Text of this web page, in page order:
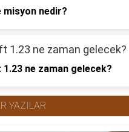
misyon nedir?
ne zaman gelecek?
YAZILAR